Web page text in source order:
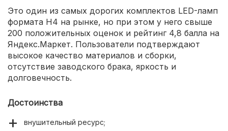
Это один из самых дорогих комплектов LED-ламп
формата H4 на рынке, но при этом у него свыше
200 положительных оценок и рейтинг 4,8 балла на
Яндекс.Маркет. Пользователи подтверждают
высокое качество материалов и сборки,
отсутствие заводского брака, яркость и
долговечность.
Достоинства
внушительный ресурс;